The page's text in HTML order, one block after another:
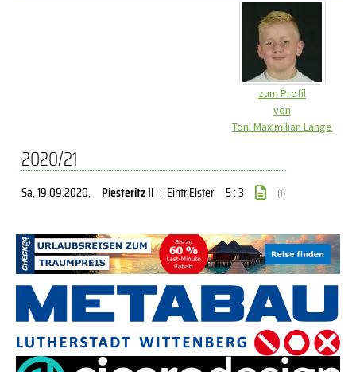
zum Profil
von
Toni Maximilian Lange
2020/21
Sa, 19.09.2020, Piesteritz II : Eintr.Elster 5 : 3 (1)